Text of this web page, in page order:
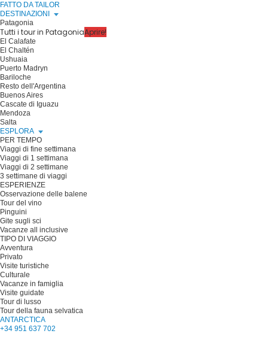
FATTO DA TAILOR
DESTINAZIONI
Patagonia
Tutti i tour in PatagoniaAprire!
El Calafate
El Chaltén
Ushuaia
Puerto Madryn
Bariloche
Resto dell'Argentina
Buenos Aires
Cascate di Iguazu
Mendoza
Salta
ESPLORA
PER TEMPO
Viaggi di fine settimana
Viaggi di 1 settimana
Viaggi di 2 settimane
3 settimane di viaggi
ESPERIENZE
Osservazione delle balene
Tour del vino
Pinguini
Gite sugli sci
Vacanze all inclusive
TIPO DI VIAGGIO
Avventura
Privato
Visite turistiche
Culturale
Vacanze in famiglia
Visite guidate
Tour di lusso
Tour della fauna selvatica
ANTARCTICA
+34 951 637 702